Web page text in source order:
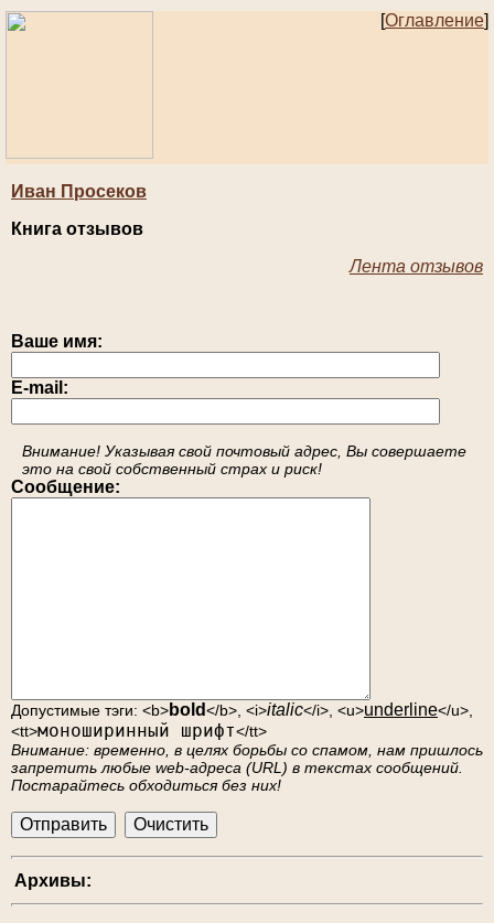
[Оглавление]
Иван Просeков
Книга отзывов
Лента отзывов
Ваше имя:
E-mail:
Внимание! Указывая свой почтовый адрес, Вы совершаете
это на свой собственный страх и риск!
Сообщение:
Допустимые тэги: <b>bold</b>, <i>italic</i>, <u>underline</u>,
<tt>моноширинный шрифт</tt>
Внимание: временно, в целях борьбы со спамом, нам пришлось
запретить любые web-адреса (URL) в текстах сообщений.
Постарайтесь обходиться без них!
Архивы: